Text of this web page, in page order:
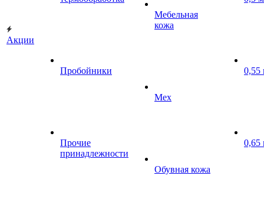
Акции
Пробойники
Прочие
принадлежности
Мебельная
кожа
Мех
Обувная кожа
0,55
0,65